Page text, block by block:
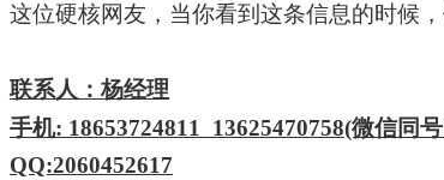
这位硬核网友，当你看到这条信息的时候
联系人：杨经理
手机: 18653724811 13625470758(微信同号
QQ:2060452617